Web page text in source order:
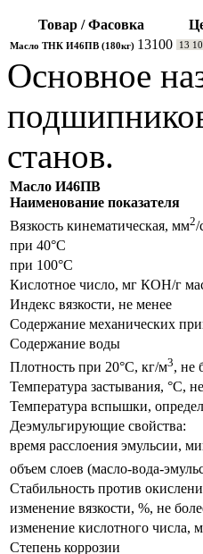
Товар / Фасовка
Масло ТНК И46ПВ (180кг) 13100 13
Основное
станов.
Масло И46ПВ
Наименование показателя
Вязкость кинематическая, мм2/
при 40°С
при 100°С
Кислотное число, мг КОН/г
Индекс вязкости, не менее
Содержание механических
Содержание воды
Плотность при 20°С, кг/м3, не
Температура застывания, °С,
Температура вспышки,
Деэмульгирующие свойства:
время расслоения эмульсии,
объем слоев (масло-вода-
Стабильность против
изменение вязкости, %, не
изменение кислотного числа,
Степень коррозии